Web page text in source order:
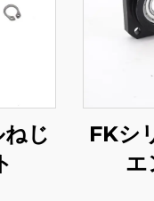
じ
FKシ
エ